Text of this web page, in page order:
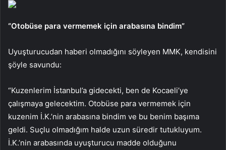
“Otobüse para vermemek için arabasına bindim”
Uyuşturucudan haberi olmadığını söyleyen MMK, kendisini
şöyle savundu:
“Kuzenlerim İstanbul’a gidecekti, ben de Kocaeli’ye
çalışmaya gelecektim. Otobüse para vermemek için
kuzenim İ.K.’nin arabasına bindim ve bu benim başıma
geldi. Suçlu olmadığım halde uzun süredir tutukluyum.
İ.K.’nin arabasında uyuşturucu madde olduğunu